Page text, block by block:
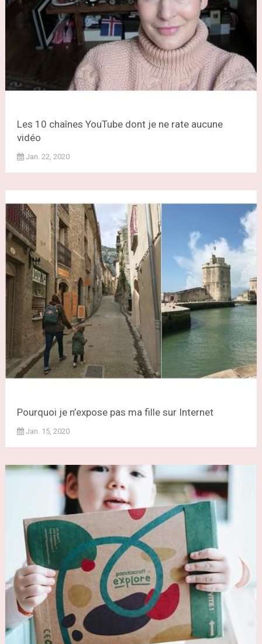
Les 10 chaînes YouTube dont je ne rate aucune
vidéo
Jan. 22, 2020
Pourquoi je n’expose pas ma fille sur Internet
Jan. 15, 2020